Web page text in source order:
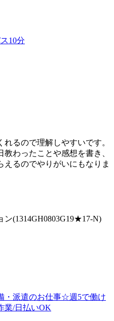
10分
るので理解しやすいです。
わったことや感想を書き、
るのでやりがいにもなりま
(1314GH0803G19★17-N)
・派遣のお仕事☆週5で働け
業/日払いOK